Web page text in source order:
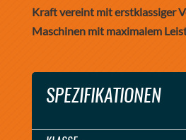
Kraft vereint mit erstklassiger
Maschinen mit maximalem
SPEZIFIKATIONEN